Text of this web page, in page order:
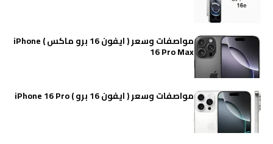
مواصفات وسعر ( ايفون 16 برو ماكس ) iPhone
16 Pro Max
مواصفات وسعر ( ايفون 16 برو ) iPhone 16 Pro